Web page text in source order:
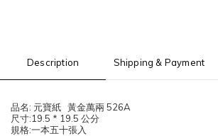
Description Shipping & Payment
品名: 元寶紙 黃金萬兩 526A
尺寸:19.5 * 19.5 公分
規格:一本五十張入